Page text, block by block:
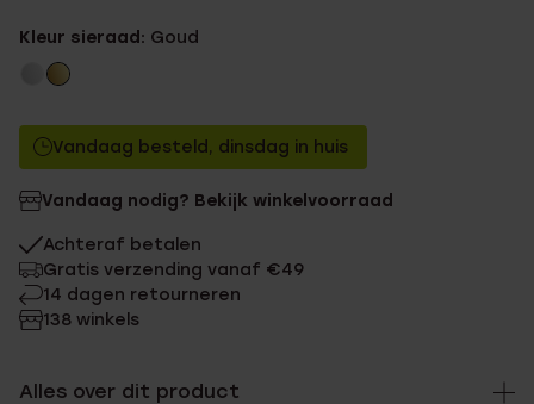
Zonder memberkorting
Kleur sieraad: Goud
Vandaag besteld, dinsdag in huis
Vandaag nodig? Bekijk winkelvoorraad
Achteraf betalen
Gratis verzending vanaf €49
14 dagen retourneren
138 winkels
Alles over dit product